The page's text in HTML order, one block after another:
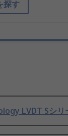
探す
LVDT Sシリ